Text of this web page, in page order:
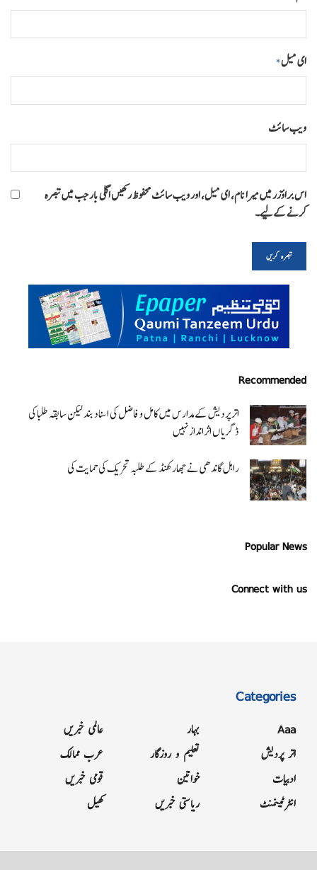
ای میل*
ویب‌ سائٹ
اس براؤزر میں میرا نام، ای میل، اور ویب سائٹ محفوظ رکھیں اگلی بار جب میں تبصرہ
کرنے کےلیے۔
Recommended
اتر پردیش کےمدارس میں کامل و فاضل کی اسناد بند لیکن سابقہ طلبا کی
ڈگریا ں اثرانداز نہیں
راہل گاندھی نے جھارکھنڈ کے طلبہ تحریک کی حمایت کی
Popular News
Connect with us
Categories
Aaa
اتر پردیش
ادبیات
انٹرٹینمنٹ
بہار
تعلیم و روزگار
خواتین
ریاستی خبریں
عالمی خبریں
عرب ممالک
قومی خبریں
کھیل